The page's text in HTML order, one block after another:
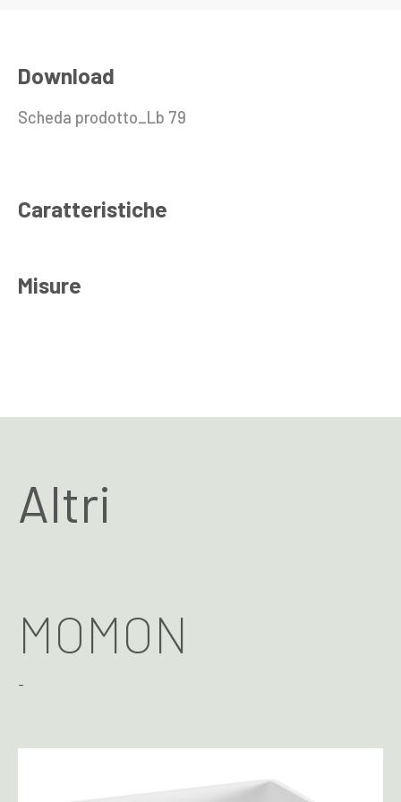
Download
Scheda prodotto_Lb 79
Caratteristiche
Misure
Altri
MOMON
-